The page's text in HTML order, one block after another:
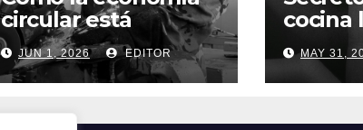
circular está
transformando la
moda sostenible
JUN 1, 2026 EDITOR
cocina
MAY 31,